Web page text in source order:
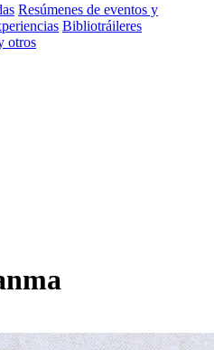
Resúmenes de eventos y
Bibliotráileres
otros